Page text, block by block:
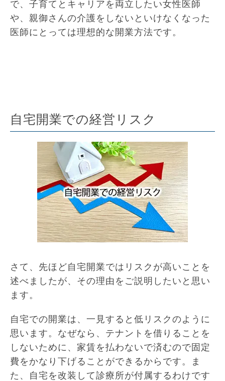
で、子育てとキャリアを両立したい女性医師
や、親御さんの介護をしないといけなくなった
医師にとっては理想的な開業方法です。
自宅開業での経営リスク
さて、先ほど自宅開業ではリスクが高いことを
述べましたが、その理由をご説明したいと思い
ます。
自宅での開業は、一見すると低リスクのように
思います。なぜなら、テナントを借りることを
しないために、家賃を払わないで済むので固定
費をかなり下げることができるからです。ま
た、自宅を改装して診療所が付属するわけです